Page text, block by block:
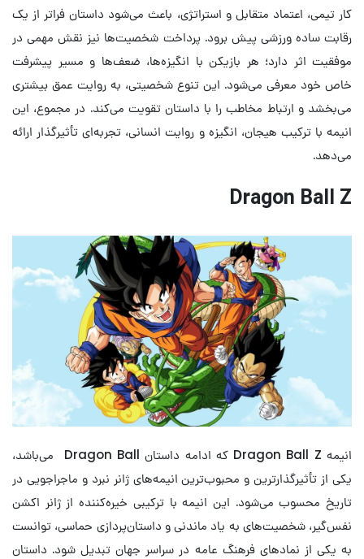
کار تیمی، اعتماد متقابل و استراتژی، باعث می‌شود داستان فراتر از یک
رقابت ساده ورزشی پیش برود. پرداخت شخصیت‌ها نیز نقش مهمی در
موفقیت اثر دارد؛ هر بازیکن با انگیزه‌ها، ضعف‌ها و مسیر پیشرفت
خاص خود معرفی می‌شود. این تنوع شخصیتی، به روایت عمق بیشتری
می‌بخشد و ارتباط مخاطب را با داستان تقویت می‌کند. در مجموع، این
انیمه با ترکیب هیجان، انگیزه و روایت انسانی، تجربه‌ای تأثیرگذار ارائه
می‌دهد.
Dragon Ball Z
انیمه Dragon Ball Z که ادامه داستان Dragon Ball می‌باشد،
یکی از تأثیرگذارترین و محبوب‌ترین انیمه‌های ژانر نبرد و ماجراجویی در
تاریخ محسوب می‌شود. این انیمه با ترکیبی خیره‌کننده از ژانر اکشن
نفس‌گیر، شخصیت‌های به یاد ماندنی و داستان‌پردازی حماسی، توانست
به یکی از نمادهای فرهنگ عامه در سراسر جهان تبدیل شود. داستان